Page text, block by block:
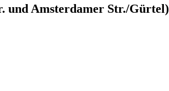
und Amsterdamer Str./Gürtel)